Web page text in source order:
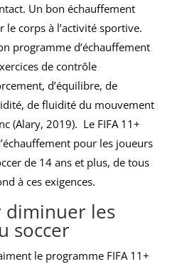
Un bon échauffement
corps à l’activité sportive.
programme d’échauffement
de contrôle
d’équilibre, de
de fluidité du mouvement
(Alary, 2019). Le FIFA 11+
pour les joueurs
de 14 ans et plus, de tous
à ces exigences.
diminuer les
soccer
le programme FIFA 11+